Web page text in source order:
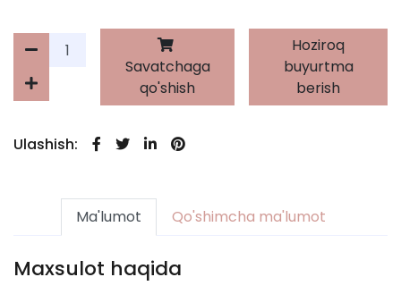
Savatchaga
qo'shish
Hoziroq
buyurtma
berish
Ulashish:
Ma'lumot Qo'shimcha ma'lumot
Maxsulot haqida